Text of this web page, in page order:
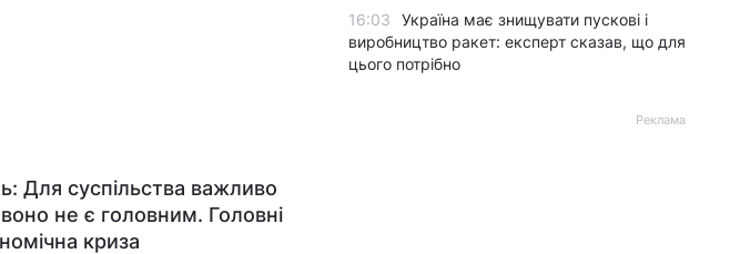
Для суспільства важливо
не є головним. Головні
криза
16:03
Україна має знищувати пускові і
виробництво ракет: експерт сказав, що для
цього потрібно
Реклама